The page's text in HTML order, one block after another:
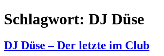
Schlagwort: DJ Düse
DJ Düse – Der letzte im Club